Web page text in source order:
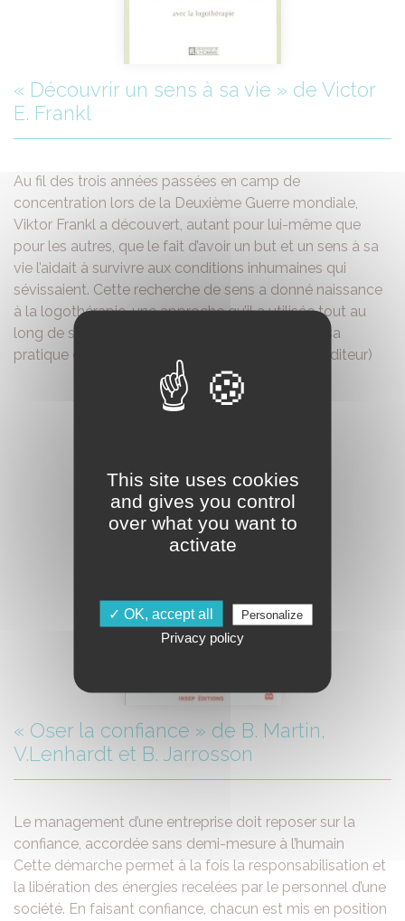
« Découvrir un sens à sa vie » de Victor
E. Frankl
Au fil des trois années passées en camp de
concentration lors de la Deuxième Guerre mondiale,
Viktor Frankl a découvert, autant pour lui-même que
pour les autres, que le fait d’avoir un but et un sens à sa
vie l’aidait à survivre aux conditions inhumaines qui
sévissaient. Cette recherche de sens a donné naissance
à la logothérapie, une approche qu’il a utilisée tout au
long de sa vie en captivité et, par la suite, dans sa
pratique comme psychiatre. (Présentation de l’éditeur)
« Oser la confiance » de B. Martin,
V.Lenhardt et B. Jarrosson
Le management d’une entreprise doit reposer sur la
confiance, accordée sans demi-mesure à l’humain
Cette démarche permet à la fois la responsabilisation et
la libération des énergies recelées par le personnel d’une
société. En faisant confiance, chacun est mis en position
This site uses cookies
and gives you control
over what you want to
activate
✓ OK, accept all Personalize
Privacy policy